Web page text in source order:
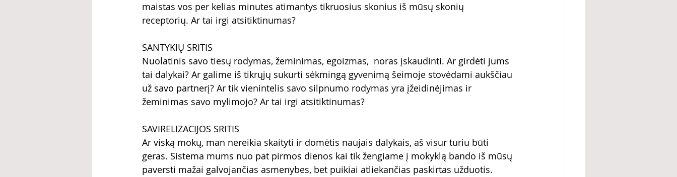
maistas vos per kelias minutes atimantys tikruosius skonius iš mūsų skonių
receptorių. Ar tai irgi atsitiktinumas?
SANTYKIŲ SRITIS
Nuolatinis savo tiesų rodymas, žeminimas, egoizmas,  noras įskaudinti. Ar girdėti jums
tai dalykai? Ar galime iš tikrųjų sukurti sėkmingą gyvenimą šeimoje stovėdami aukščiau
už savo partnerį? Ar tik vienintelis savo silpnumo rodymas yra įžeidinėjimas ir
žeminimas savo mylimojo? Ar tai irgi atsitiktinumas?
SAVIRELIZACIJOS SRITIS
Ar viską mokų, man nereikia skaityti ir domėtis naujais dalykais, aš visur turiu būti
geras. Sistema mums nuo pat pirmos dienos kai tik žengiame į mokyklą bando iš mūsų
paversti mažai galvojančias asmenybes, bet puikiai atliekančias paskirtas užduotis.